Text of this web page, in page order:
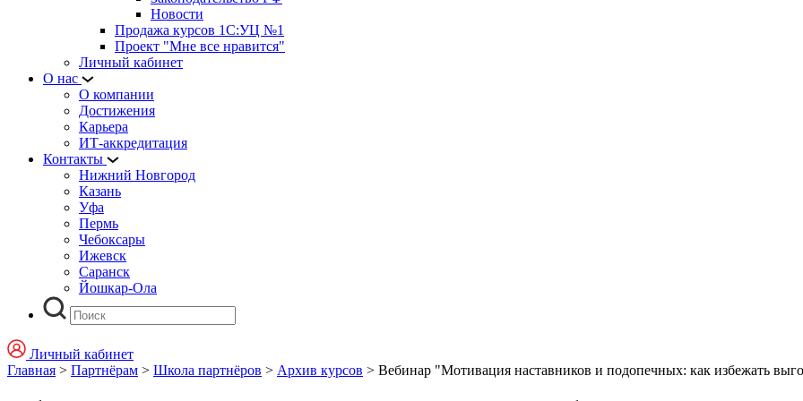
Новости
Продажа курсов 1С:УЦ №1
Проект "Мне все нравится"
Личный кабинет
О нас
О компании
Достижения
Карьера
ИТ-аккредитация
Контакты
Нижний Новгород
Казань
Уфа
Пермь
Чебоксары
Ижевск
Саранск
Йошкар-Ола
Личный кабинет
Главная > Партнёрам > Школа партнёров > Архив курсов > Вебинар "Мотивация наставников и подопечных: как избежать